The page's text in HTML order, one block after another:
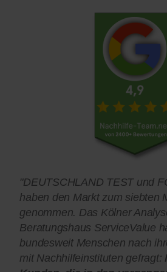
"DEUTSCHLAND TEST und
haben den Markt zum siebten
genommen. Das Kölner
Beratungshaus ServiceValue
bundesweit Menschen nach
mit Nachhilfeinstituten gefragt: